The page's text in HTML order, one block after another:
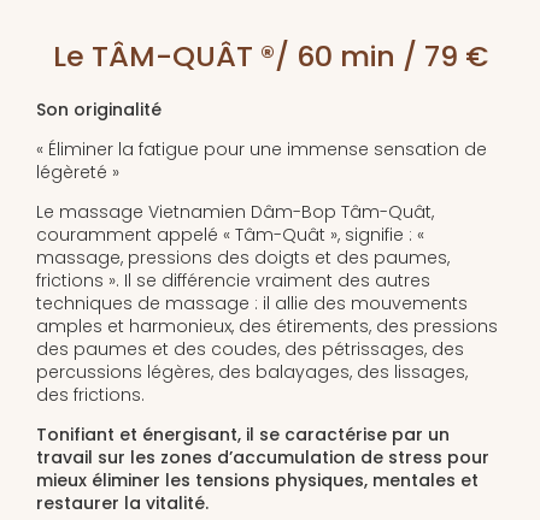
Le TÂM-QUÂT ®/ 60 min / 79 €
Son originalité
« Éliminer la fatigue pour une immense sensation de
légèreté »
Le massage Vietnamien Dâm-Bop Tâm-Quât,
couramment appelé « Tâm-Quât », signifie : «
massage, pressions des doigts et des paumes,
frictions ». Il se différencie vraiment des autres
techniques de massage : il allie des mouvements
amples et harmonieux, des étirements, des pressions
des paumes et des coudes, des pétrissages, des
percussions légères, des balayages, des lissages,
des frictions.
Tonifiant et énergisant, il se caractérise par un
travail sur les zones d’accumulation de stress pour
mieux éliminer les tensions physiques, mentales et
restaurer la vitalité.